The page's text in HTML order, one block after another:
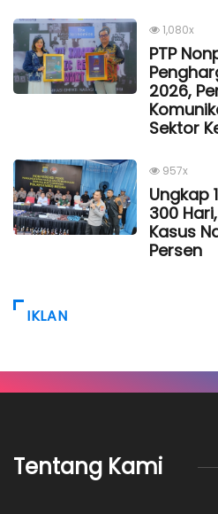
1,080x
PTP
2026,
Sektor
957x
Ungkap
300
Kasus
Persen
IKLAN
Tentang Kami